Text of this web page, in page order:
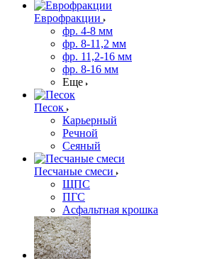
Еврофракции
фр. 4-8 мм
фр. 8-11,2 мм
фр. 11,2-16 мм
фр. 8-16 мм
Еще
Песок
Карьерный
Речной
Сеяный
Песчаные смеси
ЩПС
ПГС
Асфальтная крошка